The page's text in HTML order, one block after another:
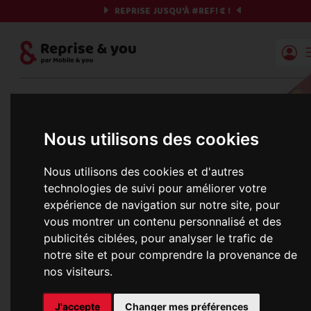
Nous utilisons des cookies
Nous utilisons des cookies et d'autres
technologies de suivi pour améliorer votre
expérience de navigation sur notre site, pour
vous montrer un contenu personnalisé et des
publicités ciblées, pour analyser le trafic de
notre site et pour comprendre la provenance de
nos visiteurs.
J'accepte Changer mes préférences
REPRISE JUSQU'À #REF!€ !
Reprise | Mobile & you
Et si on commençait ?
Préparez votre chrono et vos informations,
c'est parti !
Nous récupérons les meilleures
Une erreur est survenue :